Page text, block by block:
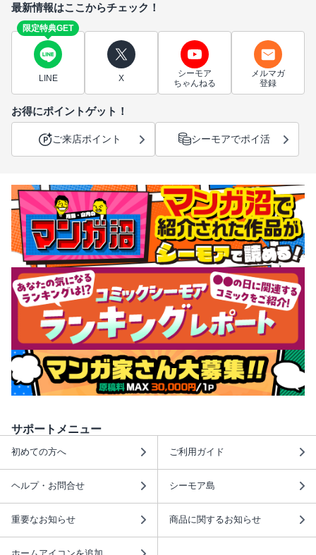
最新情報はここからチェック！
限定特典GET
LINE X
シーモア
ちゃんねる
メルマガ
登録
お得にポイントゲット！
ご来店ポイント シーモアでポイ活
サポートメニュー
初めての方へ ご利用ガイド
ヘルプ・お問合せ シーモア島
重要なお知らせ 商品に関するお知らせ